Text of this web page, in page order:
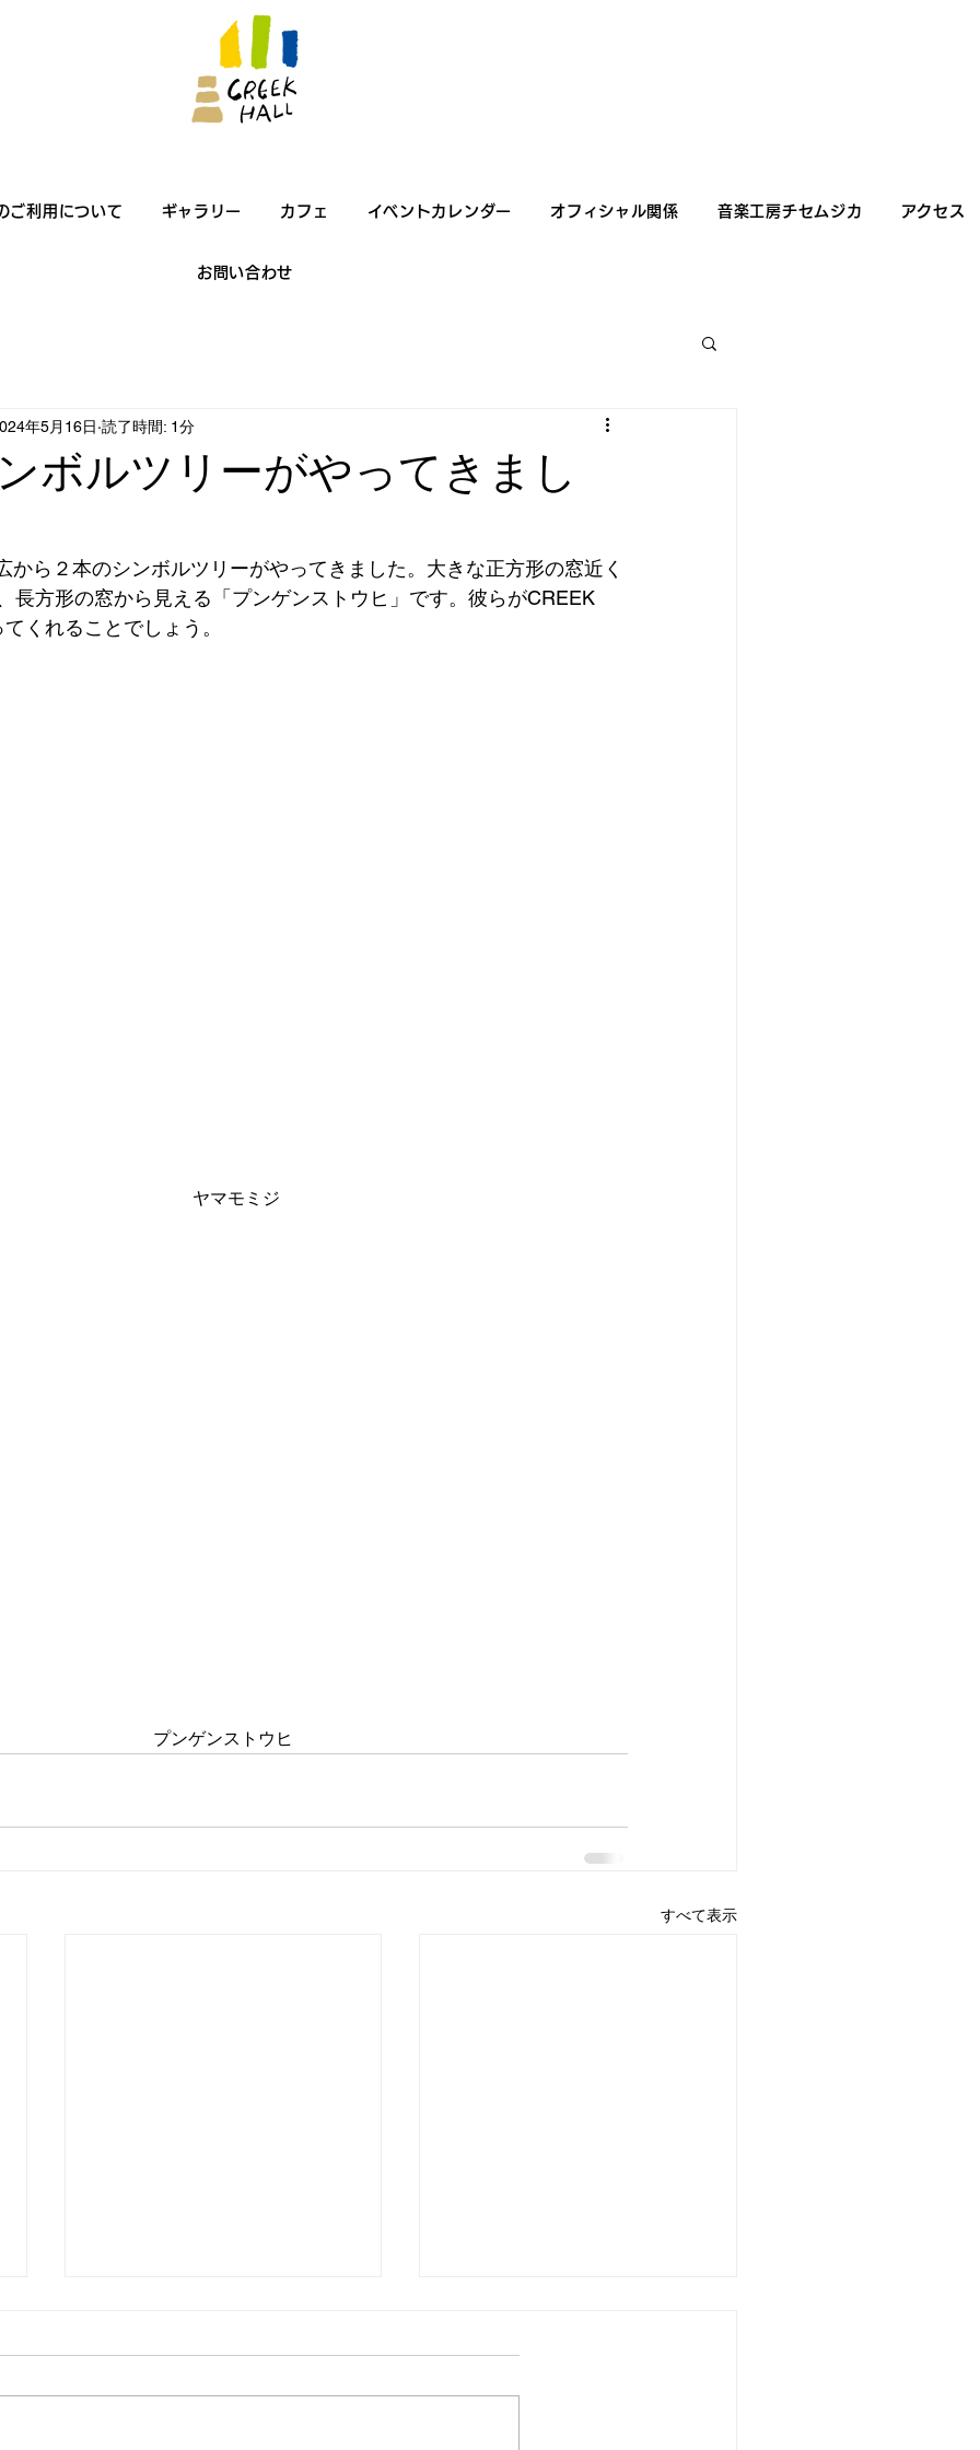
ご利用について ギャラリー カフェ イベントカレンダー オフィシャル関係 音楽工房チセムジカ アクセス
お問い合わせ
ボルツリーがやってきまし
年5月16日 読了時間: 1分
から２本のシンボルツリーがやってきました。大きな正方形の窓近く
長方形の窓から見える「プンゲンストウヒ」です。彼らがCREEK
くれることでしょう。
ヤマモミジ
プンゲンストウヒ
すべて表示